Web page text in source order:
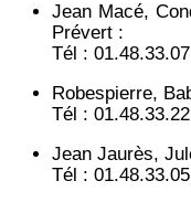
Jean Macé,
Prévert :
Tél :
Robespierre,
Tél :
Jean Jaurès,
Tél :